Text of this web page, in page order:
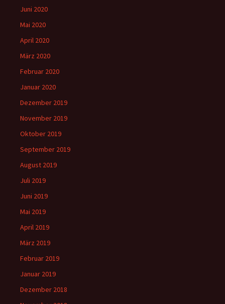
Juni 2020
Mai 2020
April 2020
März 2020
Februar 2020
Januar 2020
Dezember 2019
November 2019
Oktober 2019
September 2019
August 2019
Juli 2019
Juni 2019
Mai 2019
April 2019
März 2019
Februar 2019
Januar 2019
Dezember 2018